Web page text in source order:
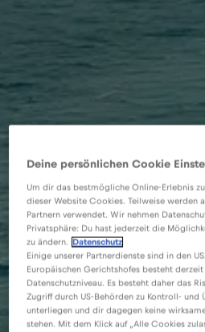
Deine persönlichen Cookie
Um dir das bestmögliche Online-Erlebnis
dieser Website Cookies. Teilweise werden
Partnern verwendet. Wir nehmen
Privatsphäre: Du hast jederzeit die
zu ändern.
Datenschutz
Einige unserer Partnerdienste sind in den
Europäischen Gerichtshofes besteht derzeit
Datenschutzniveau. Es besteht daher das
Zugriff durch US-Behörden zu Kontroll- und
unterliegen und dir dagegen keine
stehen. Mit dem Klick auf „Alle Cookies